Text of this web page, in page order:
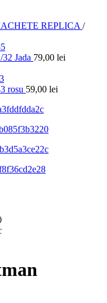
REPLICA /
Jada 79,00 lei
rosu 59,00 lei